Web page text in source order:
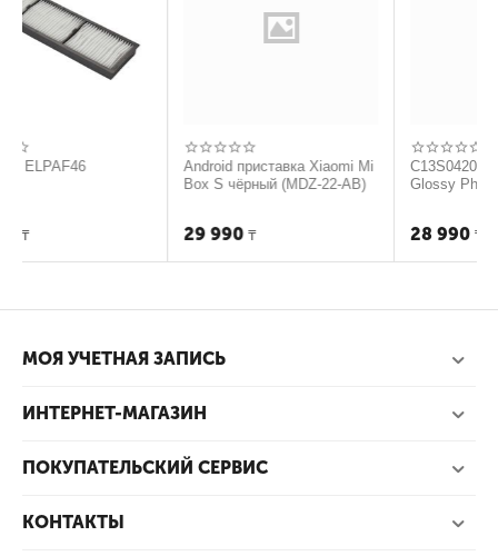
Android приставка Xiaomi Mi
Box S чёрный (MDZ-22-AB)
₸ ₸
МОЯ УЧЕТНАЯ ЗАПИСЬ
ИНТЕРНЕТ-МАГАЗИН
ПОКУПАТЕЛЬСКИЙ СЕРВИС
КОНТАКТЫ